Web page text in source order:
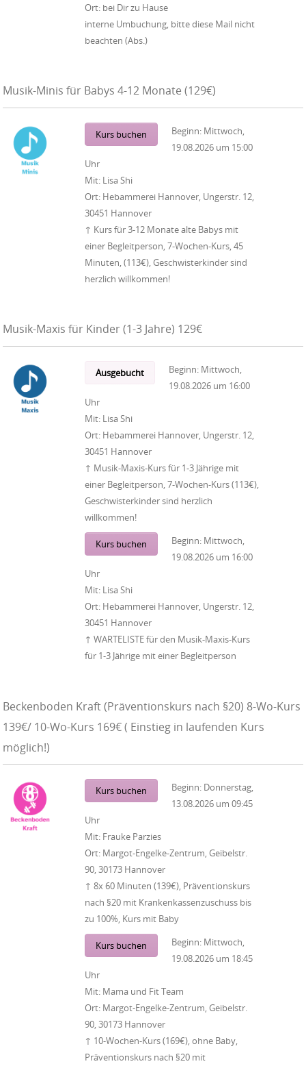
Ort: bei Dir zu Hause
interne Umbuchung, bitte diese Mail nicht
beachten (Abs.)
Musik-Minis für Babys 4-12 Monate (129€)
Kurs buchen Beginn: Mittwoch,
19.08.2026 um 15:00
Uhr
Mit: Lisa Shi
Ort: Hebammerei Hannover, Ungerstr. 12,
30451 Hannover
↑ Kurs für 3-12 Monate alte Babys mit
einer Begleitperson, 7-Wochen-Kurs, 45
Minuten, (113€), Geschwisterkinder sind
herzlich willkommen!
Musik-Maxis für Kinder (1-3 Jahre) 129€
Ausgebucht Beginn: Mittwoch,
19.08.2026 um 16:00
Uhr
Mit: Lisa Shi
Ort: Hebammerei Hannover, Ungerstr. 12,
30451 Hannover
↑ Musik-Maxis-Kurs für 1-3 Jährige mit
einer Begleitperson, 7-Wochen-Kurs (113€),
Geschwisterkinder sind herzlich
willkommen!
Kurs buchen Beginn: Mittwoch,
19.08.2026 um 16:00
Uhr
Mit: Lisa Shi
Ort: Hebammerei Hannover, Ungerstr. 12,
30451 Hannover
↑ WARTELISTE für den Musik-Maxis-Kurs
für 1-3 Jährige mit einer Begleitperson
Beckenboden Kraft (Präventionskurs nach §20) 8-Wo-Kurs
139€/ 10-Wo-Kurs 169€ ( Einstieg in laufenden Kurs
möglich!)
Kurs buchen Beginn: Donnerstag,
13.08.2026 um 09:45
Uhr
Mit: Frauke Parzies
Ort: Margot-Engelke-Zentrum, Geibelstr.
90, 30173 Hannover
↑ 8x 60 Minuten (139€), Präventionskurs
nach §20 mit Krankenkassenzuschuss bis
zu 100%, Kurs mit Baby
Kurs buchen Beginn: Mittwoch,
19.08.2026 um 18:45
Uhr
Mit: Mama und Fit Team
Ort: Margot-Engelke-Zentrum, Geibelstr.
90, 30173 Hannover
↑ 10-Wochen-Kurs (169€), ohne Baby,
Präventionskurs nach §20 mit